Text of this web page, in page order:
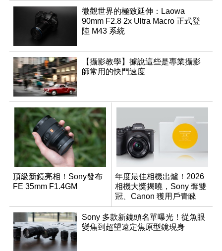
微觀世界的極致延伸：Laowa
90mm F2.8 2x Ultra Macro 正式登
陸 M43 系統
【攝影教學】據說這些是專業攝影
師常用的快門速度
頂級新鏡亮相！Sony發布
FE 35mm F1.4GM
年度最佳相機出爐！2026
相機大獎揭曉，Sony 奪雙
冠、Canon 獲用戶青睞
Sony 多款新鏡頭名單曝光！從魚眼
變焦到超望遠定焦原型鏡現身